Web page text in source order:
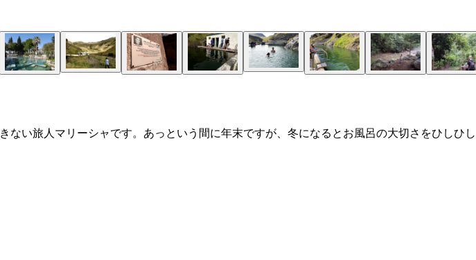
い旅人マリーシャです。あっという間に年末ですが、冬になるとお風呂の大切さをひしひし